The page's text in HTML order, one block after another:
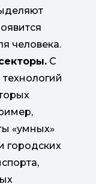
человека.
С
«умных»
городских